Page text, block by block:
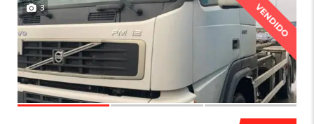
VENDIDO
3